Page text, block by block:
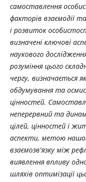
самоставлення
факторів взаємодії
і розвиток
визначені ключові
наукового
розуміння цього
чергу, визначається
обдумування та
цінностей.
неперервний та
цілей, цінностей і
аспекти, метою
взаємозв'язку між
виявлення впливу
шляхів оптимізації